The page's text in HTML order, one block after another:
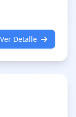
Ver Detalle